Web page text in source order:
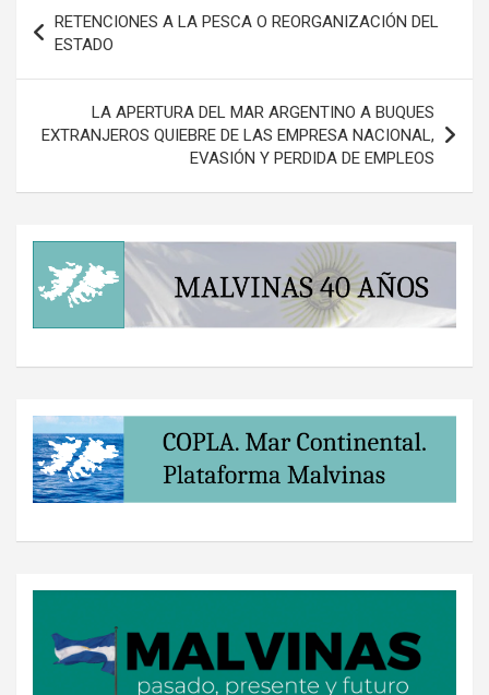
de
entradas
RETENCIONES A LA PESCA O REORGANIZACIÓN DEL
ESTADO
LA APERTURA DEL MAR ARGENTINO A BUQUES
EXTRANJEROS QUIEBRE DE LAS EMPRESA NACIONAL,
EVASIÓN Y PERDIDA DE EMPLEOS